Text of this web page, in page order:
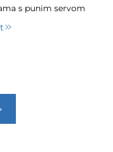
s punim servom